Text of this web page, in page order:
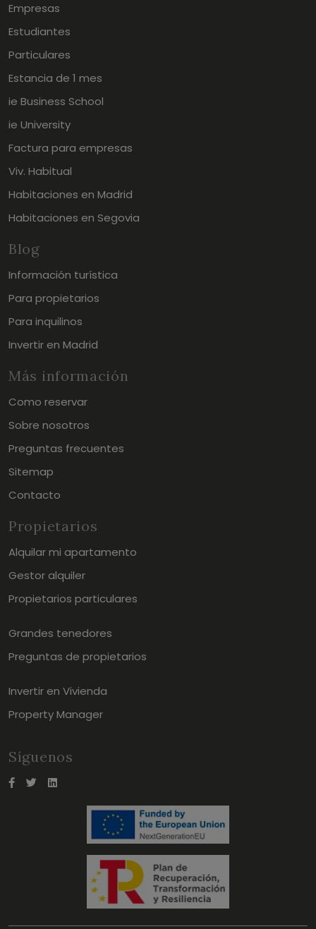
Empresas
Estudiantes
Particulares
Estancia de 1 mes
ie Business School
ie University
Factura para empresas
Viv. Habitual
Habitaciones en Madrid
Habitaciones en Segovia
Blog
Información turística
Para propietarios
Para inquilinos
Invertir en Madrid
Más información
Como reservar
Sobre nosotros
Preguntas frecuentes
Sitemap
Contacto
Propietarios
Alquilar mi apartamento
Gestor alquiler
Propietarios particulares
Grandes tenedores
Preguntas de propietarios
Invertir en Vivienda
Property Manager
Síguenos